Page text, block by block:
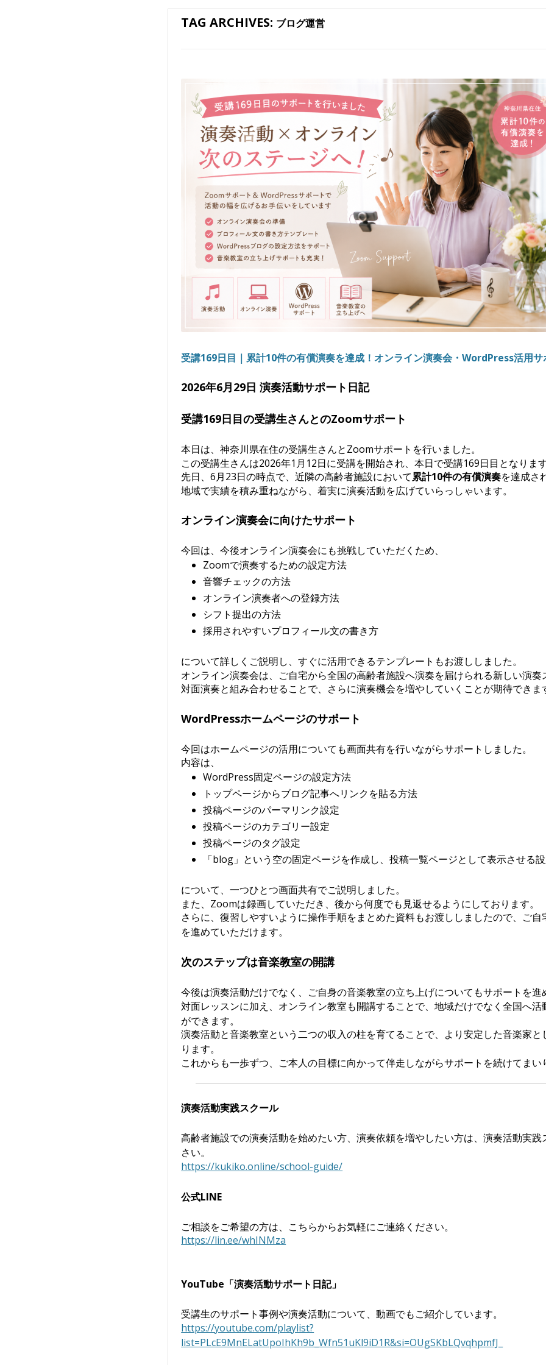
TAG ARCHIVES: ブログ運営
受講169日目｜累計10件の有償演奏を達成！オンライン演奏会・WordPress活用
2026年6月29日 演奏活動サポート日記
受講169日目の受講生さんとのZoomサポート
本日は、神奈川県在住の受講生さんとZoomサポートを行いました。
この受講生さんは2026年1月12日に受講を開始され、本日で受講169日目となります
先日、6月23日の時点で、近隣の高齢者施設において累計10件の有償演奏を達成さ
地域で実績を積み重ねながら、着実に演奏活動を広げていらっしゃいます。
オンライン演奏会に向けたサポート
今回は、今後オンライン演奏会にも挑戦していただくため、
Zoomで演奏するための設定方法
音響チェックの方法
オンライン演奏者への登録方法
シフト提出の方法
採用されやすいプロフィール文の書き方
について詳しくご説明し、すぐに活用できるテンプレートもお渡ししました。
オンライン演奏会は、ご自宅から全国の高齢者施設へ演奏を届けられる新しい演奏
対面演奏と組み合わせることで、さらに演奏機会を増やしていくことが期待できま
WordPressホームページのサポート
今回はホームページの活用についても画面共有を行いながらサポートしました。
内容は、
WordPress固定ページの設定方法
トップページからブログ記事へリンクを貼る方法
投稿ページのパーマリンク設定
投稿ページのカテゴリー設定
投稿ページのタグ設定
「blog」という空の固定ページを作成し、投稿一覧ページとして表示させる
について、一つひとつ画面共有でご説明しました。
また、Zoomは録画していただき、後から何度でも見返せるようにしております。
さらに、復習しやすいように操作手順をまとめた資料もお渡ししましたので、ご自
を進めていただけます。
次のステップは音楽教室の開講
今後は演奏活動だけでなく、ご自身の音楽教室の立ち上げについてもサポートを進
対面レッスンに加え、オンライン教室も開講することで、地域だけでなく全国へ活
ができます。
演奏活動と音楽教室という二つの収入の柱を育てることで、より安定した音楽家
ります。
これからも一歩ずつ、ご本人の目標に向かって伴走しながらサポートを続けてまい
演奏活動実践スクール
高齢者施設での演奏活動を始めたい方、演奏依頼を増やしたい方は、演奏活動実
さい。
https://kukiko.online/school-guide/
公式LINE
ご相談をご希望の方は、こちらからお気軽にご連絡ください。
https://lin.ee/whINMza
YouTube「演奏活動サポート日記」
受講生のサポート事例や演奏活動について、動画でもご紹介しています。
https://youtube.com/playlist?
list=PLcE9MnELatUpoIhKh9b_Wfn51uKl9iD1R&si=OUgSKbLQvqhpmfJ_